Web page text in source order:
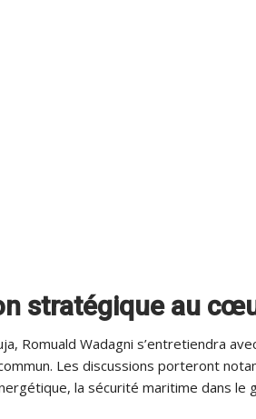
stratégique au
Romuald Wadagni s’entretiendra
Les discussions porteront
la sécurité maritime dans le